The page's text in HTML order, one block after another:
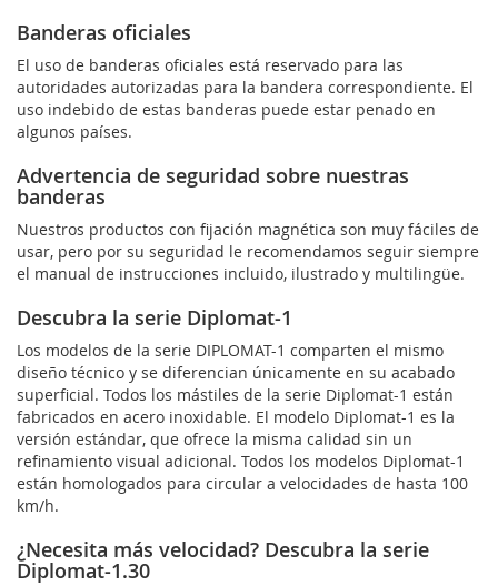
Banderas oficiales
El uso de banderas oficiales está reservado para las
autoridades autorizadas para la bandera correspondiente. El
uso indebido de estas banderas puede estar penado en
algunos países.
Advertencia de seguridad sobre nuestras
banderas
Nuestros productos con fijación magnética son muy fáciles de
usar, pero por su seguridad le recomendamos seguir siempre
el manual de instrucciones incluido, ilustrado y multilingüe.
Descubra la serie Diplomat-1
Los modelos de la serie DIPLOMAT-1 comparten el mismo
diseño técnico y se diferencian únicamente en su acabado
superficial. Todos los mástiles de la serie Diplomat-1 están
fabricados en acero inoxidable. El modelo Diplomat-1 es la
versión estándar, que ofrece la misma calidad sin un
refinamiento visual adicional. Todos los modelos Diplomat-1
están homologados para circular a velocidades de hasta 100
km/h.
¿Necesita más velocidad? Descubra la serie
Diplomat-1.30